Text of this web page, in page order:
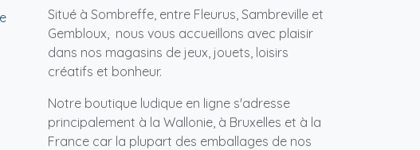
Situé à Sombreffe, entre Fleurus, Sambreville et
Gembloux, nous vous accueillons avec plaisir
dans nos magasins de jeux, jouets, loisirs
créatifs et bonheur.
Notre boutique ludique en ligne s'adresse
principalement à la Wallonie, à Bruxelles et à la
France car la plupart des emballages de nos